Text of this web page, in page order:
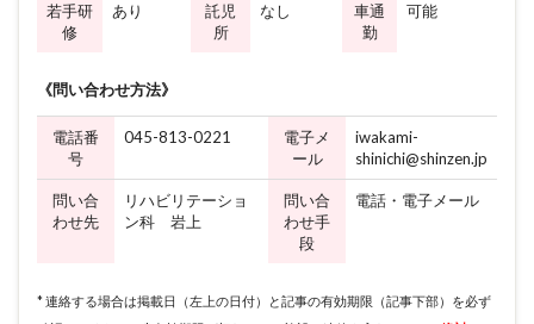
若手研
修
あり
託児
所
なし
車通
勤
可能
《問い合わせ方法》
電話番
号
045-813-0221
電子メ
ール
iwakami-
shinichi@shinzen.jp
問い合
わせ先
リハビリテーショ
ン科 岩上
問い合
わせ手
段
電話・電子メール
* 連絡する場合は掲載日（左上の日付）と記事の有効期限（記事下部）を必ず